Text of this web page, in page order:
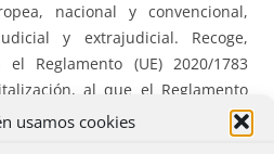
usamos cookies
nacional y convencional,
y extrajudicial. Recoge,
Reglamento (UE) 2020/1783
al que el Reglamento
el punto de acceso electrónico
para autoridades; el